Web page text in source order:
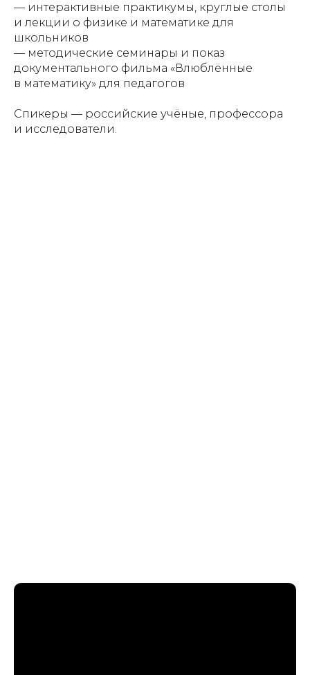
— интерактивные практикумы, круглые столы
и лекции о физике и математике для
школьников
— методические семинары и показ
документального фильма «Влюблённые
в математику» для педагогов
Спикеры — российские учёные, профессора
и исследователи.